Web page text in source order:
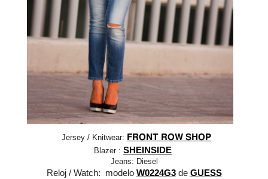
Jersey / Knitwear: FRONT ROW SHOP
Blazer : SHEINSIDE
Jeans: Diesel
Reloj / Watch: modelo W0224G3 de GUESS